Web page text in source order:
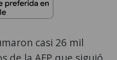
casi 26 mil